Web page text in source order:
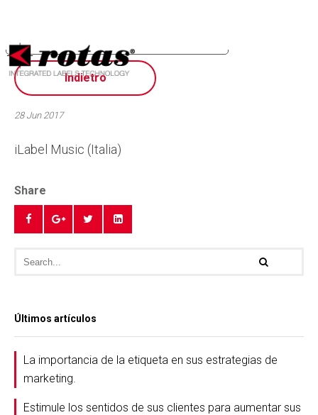
Indietro
28 Jun 2017
iLabel Music (Italia)
Share
Últimos artículos
La importancia de la etiqueta en sus estrategias de
marketing.
Estimule los sentidos de sus clientes para aumentar sus
Aviso en el momento de la recogida